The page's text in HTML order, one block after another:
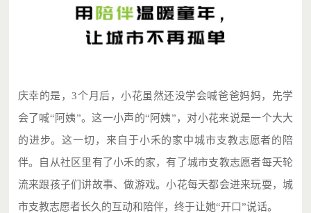
庆幸的是，3个月后，小花虽然还没学会喊爸爸妈妈，先学
会了喊“阿姨”。这一小声的“阿姨”，对小花来说是一个大大
的进步。这一切，来自于小禾的家中城市支教志愿者的陪
伴。自从社区里有了小禾的家，有了城市支教志愿者每天轮
流来跟孩子们讲故事、做游戏。小花每天都会进来玩耍，城
市支教志愿者长久的互动和陪伴，终于让她“开口”说话。